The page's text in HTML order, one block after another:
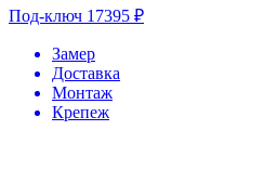
Под-ключ 17395 ₽
Замер
Доставка
Монтаж
Крепеж